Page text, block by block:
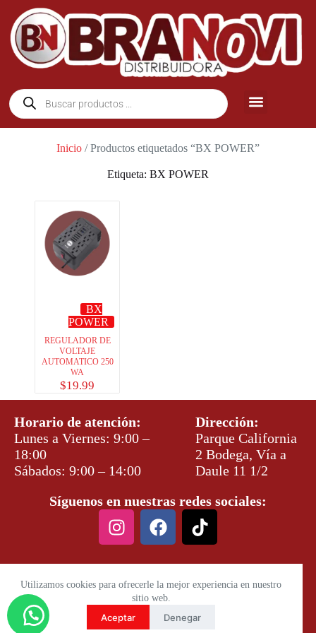
Utilizamos cookies para ofrecerle la mejor experiencia en nuestro
sitio web.
Aceptar Denegar
Inicio / Productos etiquetados “BX POWER”
Etiqueta: BX POWER
BX
POWER
REGULADOR DE
VOLTAJE
AUTOMATICO 250
WA
$19.99
Horario de atención:
Lunes a Viernes: 9:00 –
18:00
Sábados: 9:00 – 14:00
Dirección:
Parque California
2 Bodega, Vía a
Daule 11 1/2
Síguenos en nuestras redes sociales: